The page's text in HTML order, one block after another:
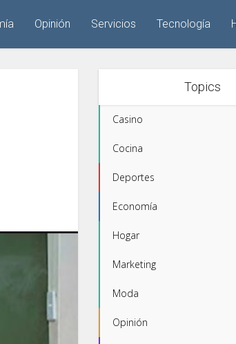
Opinión Servicios Tecnología
Topics
Casino
Cocina
Deportes
Economía
Hogar
Marketing
Moda
Opinión